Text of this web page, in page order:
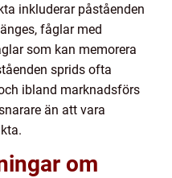
inkluderar påståenden
fåglar med
som kan memorera
sprids ofta
ibland marknadsförs
än att vara
om